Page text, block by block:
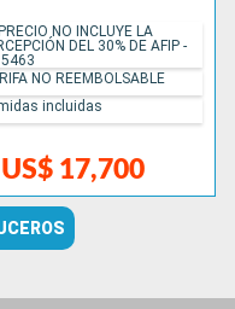
US$ 17,700
NO INCLUYE LA
DEL 30% DE AFIP -
5463
NO REEMBOLSABLE
incluidas